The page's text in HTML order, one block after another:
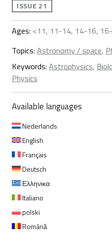
ISSUE 21
Ages: <11, 11-14, 14-16,
Topics: Astronomy / space,
Keywords: Astrophysics,
Physics
Available languages
Nederlands
English
Français
Deutsch
Ελληνικα
Italiano
polski
Română